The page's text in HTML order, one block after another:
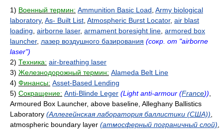
1) Военный термин: Ammunition Basic Load Army biological
laboratory, As- Built List Atmospheric Burst Locator, air blast
loading airborne laser, armament boresight line armored box
launcher, лазер воздушного базирования (сокр. от "airborne
laser")
2) Техника: air-breathing laser
3) Железнодорожный термин: Alameda Belt Line
4) Финансы: Asset-Based Lending
5) Сокращение: Anti-Blinde Leger (Light anti-armour (France))
Armoured Box Launcher, above baseline, Alleghany Ballistics
Laboratory (Аллегейнская лаборатория баллистики (США))
atmospheric boundary layer (атмосферный пограничный слой)